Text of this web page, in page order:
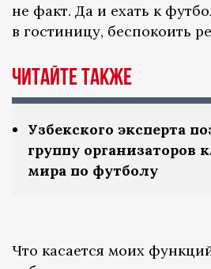
не факт. Да и ехать к
в гостиницу, беспокоить
Читайте также
Узбекского эксперта
группу организаторов
мира по футболу
Что касается моих